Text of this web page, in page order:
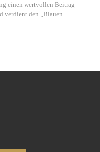
einen wertvollen Beitrag
verdient den „Blauen